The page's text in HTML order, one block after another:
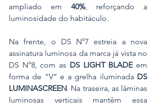
ampliado em 40%, reforçando a
luminosidade do habitáculo.
Na frente, o DS N°7 estreia a nova
assinatura luminosa da marca já vista no
DS N°8, com as DS LIGHT BLADE em
forma de “V” e a grelha iluminada DS
LUMINASCREEN. Na traseira, as lâminas
luminosas verticais mantêm essa